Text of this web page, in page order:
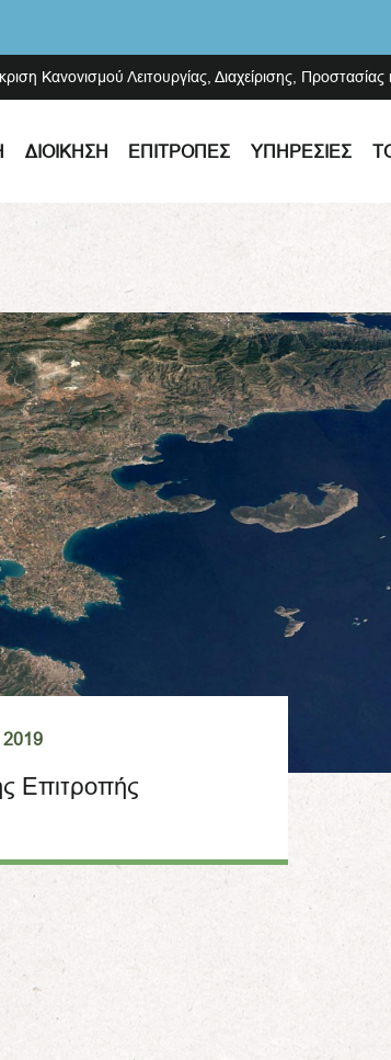
Κανονισμού Λειτουργίας, Διαχείρισης,
ΔΙΟΊΚΗΣΗ ΕΠΙΤΡΟΠΈΣ ΥΠΗΡΕΣΊΕΣ
2019
Επιτροπής